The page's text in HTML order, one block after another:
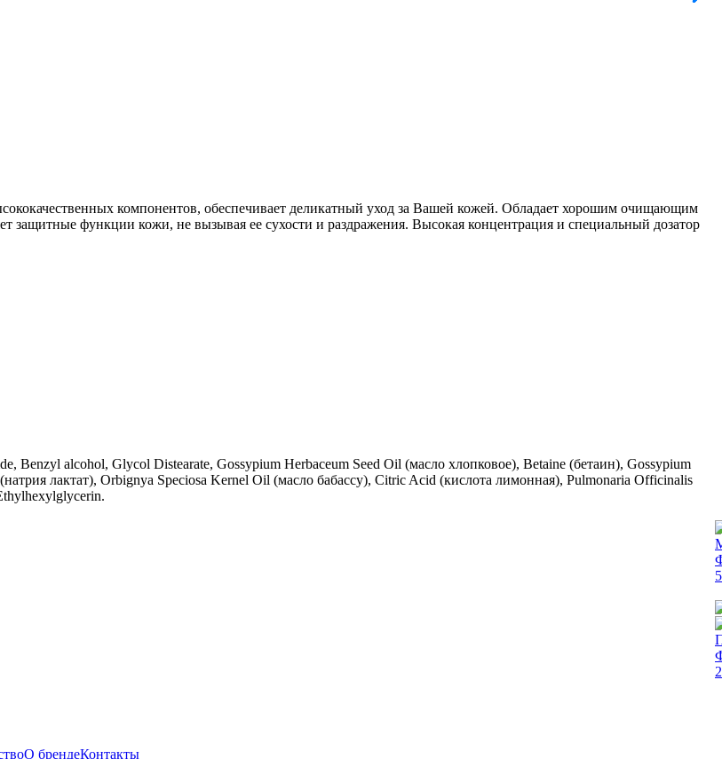
компонентов, обеспечивает деликатный уход за Вашей кожей. Обладает хорошим очищающим
защитные функции кожи, не вызывая ее сухости и раздражения. Высокая концентрация и специальный дозатор
Benzyl alcohol, Glycol Distearate, Gossypium Herbaceum Seed Oil (масло хлопковое), Betaine (бетаин), Gossypium
лактат), Orbignya Speciosa Kernel Oil (масло бабассу), Citric Acid (кислота лимонная), Pulmonaria Officinalis
О брендеКонтакты